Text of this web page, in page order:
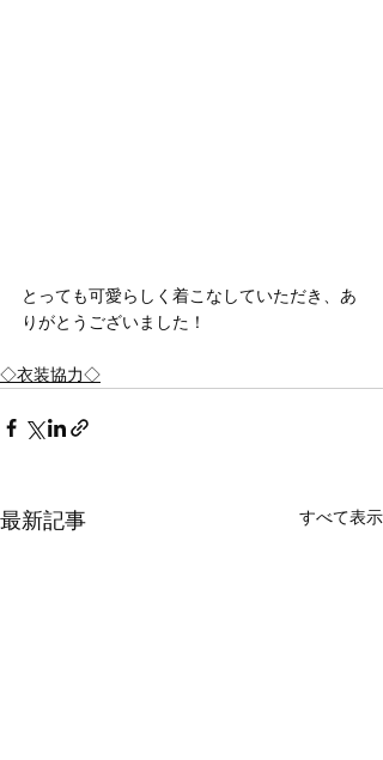
とっても可愛らしく着こなしていただき、あ
りがとうございました！
◇衣装協力◇
最新記事 すべて表示